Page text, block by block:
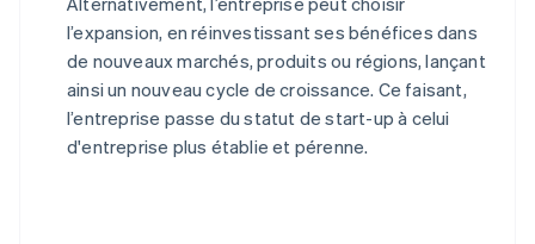
l’expansion, en réinvestissant ses bénéfices dans
de nouveaux marchés, produits ou régions, lançant
ainsi un nouveau cycle de croissance. Ce faisant,
l’entreprise passe du statut de start-up à celui
d'entreprise plus établie et pérenne.